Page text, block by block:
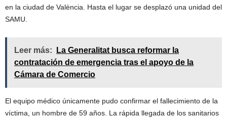
en la ciudad de València. Hasta el lugar se desplazó una unidad del
SAMU.
Leer más:
La Generalitat busca reformar la
contratación de emergencia tras el apoyo de la
Cámara de Comercio
El equipo médico únicamente pudo confirmar el fallecimiento de la
víctima, un hombre de 59 años. La rápida llegada de los sanitarios